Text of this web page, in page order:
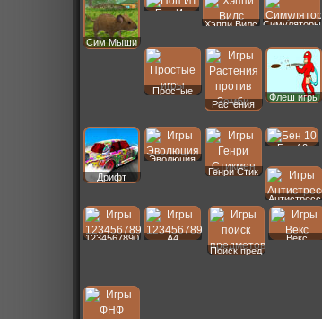
Сим Мыши
Поп Ит
Хэппи Вилс Симуляторы
Простые
Растения
Флеш игры
Дрифт
Эволюция
Генри Стик
Бен 10
Антистресс
1234567890
A4
Поиск пред
Векс